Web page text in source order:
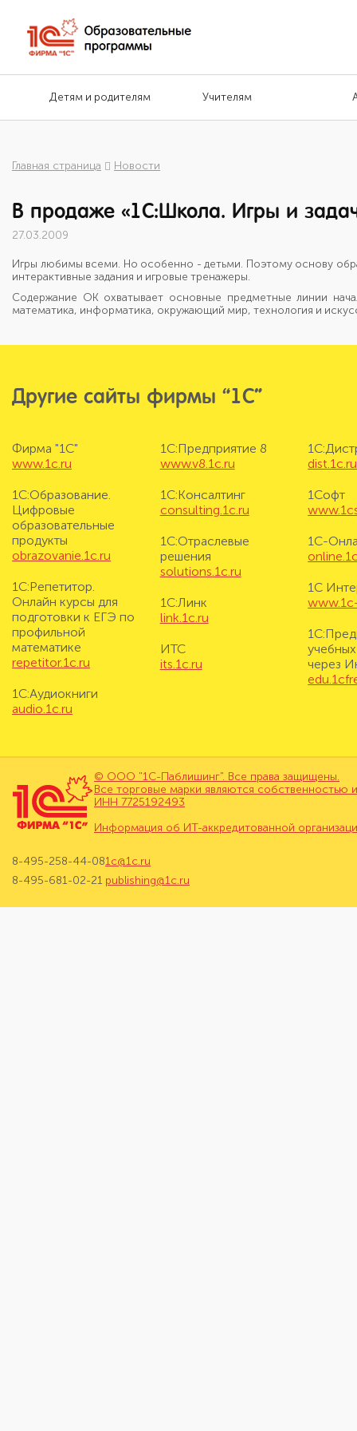
Детям и родителям Учителям
Главная страница Новости
В продаже «1С:Школа. Игры и
27.03.2009
Игры любимы всеми. Но особенно - детьми. Поэтому основу
интерактивные задания и игровые тренажеры.
Содержание ОК охватывает основные предметные линии
математика, информатика, окружающий мир, технология и
Другие сайты фирмы “1С”
Фирма "1С"
www.1c.ru
1С:Образование.
Цифровые
образовательные
продукты
obrazovanie.1c.ru
1С:Репетитор.
Онлайн курсы для
подготовки к ЕГЭ по
профильной
математике
repetitor.1c.ru
1С:Аудиокниги
audio.1c.ru
1С:Предприятие 8
www.v8.1c.ru
1С:Консалтинг
consulting.1c.ru
1С:Отраслевые
решения
solutions.1c.ru
1С:Линк
link.1c.ru
ИТС
its.1c.ru
dist.1c.ru
1Софт
1С-
1С
через
© ООО "1С-Паблишинг". Все права защищены.
Все торговые марки являются собственностью
ИНН 7725192493
Информация об ИТ-аккредитованной
8-495-258-44-08
8-495-681-02-21
1c@1c.ru
publishing@1c.ru